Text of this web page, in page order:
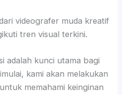
videografer muda kreatif
tren visual terkini.
adalah kunci utama bagi
kami akan melakukan
memahami keinginan